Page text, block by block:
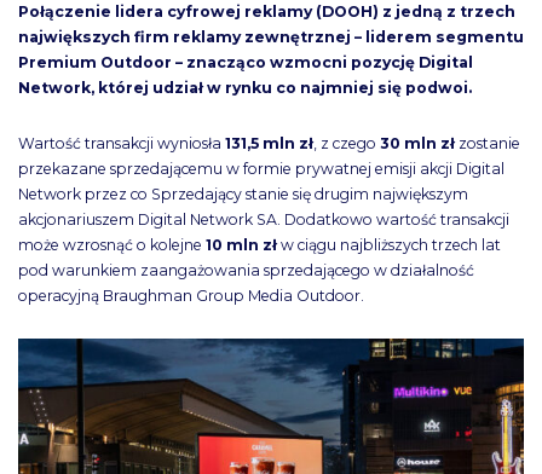
Połączenie lidera cyfrowej reklamy (DOOH) z jedną z trzech
największych firm reklamy zewnętrznej – liderem segmentu
Premium Outdoor – znacząco wzmocni pozycję Digital
Network, której udział w rynku co najmniej się podwoi.
Wartość transakcji wyniosła 131,5 mln zł, z czego 30 mln złzostanie
przekazane sprzedającemu w formie prywatnej emisji akcji Digital
Network przez co Sprzedający stanie się drugim największym
akcjonariuszem Digital Network SA. Dodatkowo wartość transakcji
może wzrosnąć o kolejne 10 mln złw ciągu najbliższych trzech lat
pod warunkiem zaangażowania sprzedającego w działalność
operacyjną Braughman Group Media Outdoor.